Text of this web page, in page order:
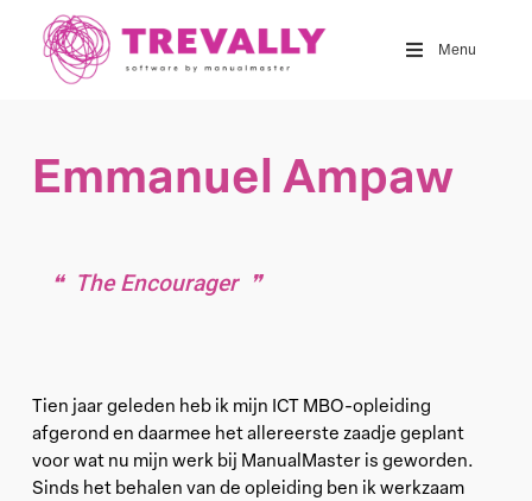
Menu
Emmanuel Ampaw
The Encourager
Tien jaar geleden heb ik mijn ICT MBO-opleiding
afgerond en daarmee het allereerste zaadje geplant
voor wat nu mijn werk bij ManualMaster is geworden.
Sinds het behalen van de opleiding ben ik werkzaam